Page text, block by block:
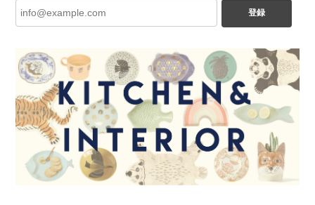
登録